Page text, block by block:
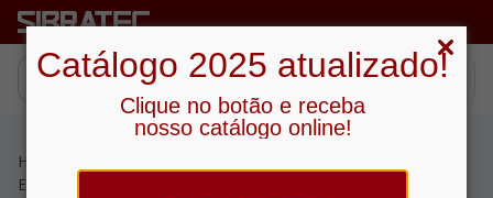
Catálogo 2025 atualizado!
Clique no botão e receba
nosso catálogo online!
Home
Estação de Recarga Veicular